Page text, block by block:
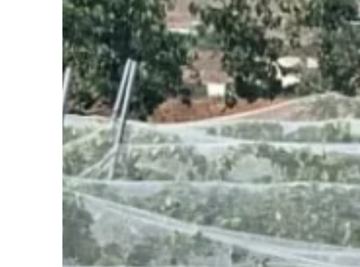
Hit enter to search or ESC to close